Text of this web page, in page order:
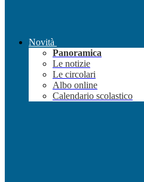
Novità
Panoramica
Le notizie
Le circolari
Albo online
Calendario scolastico